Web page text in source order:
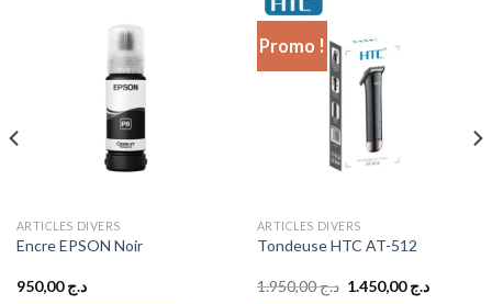
ARTICLES DIVERS
Encre EPSON Noir
د.ج950,00
Promo !
ARTICLES DIVERS
Tondeuse HTC AT-512
د.ج1.950,00
Le
د.ج1.450,00
Le